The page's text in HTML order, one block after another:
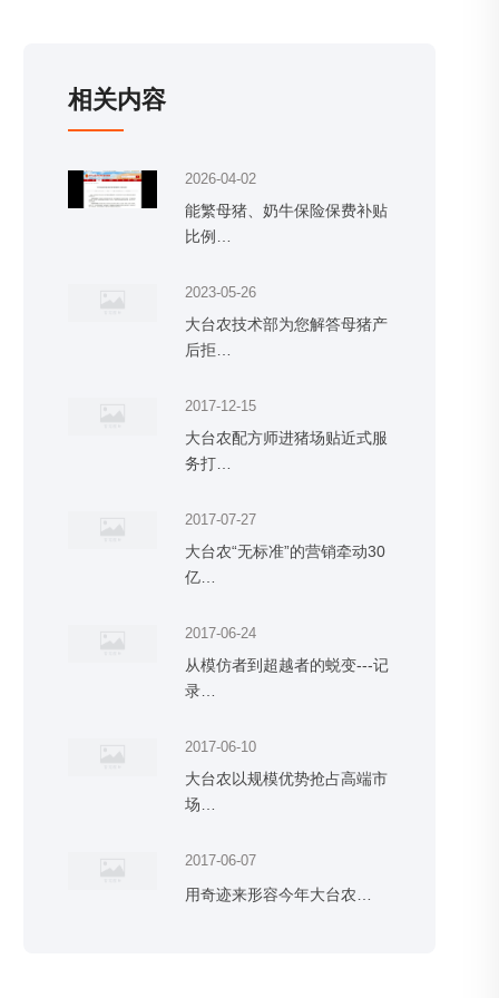
相关内容
2026-04-02
能繁母猪、奶牛保险保费补贴
比例…
2023-05-26
大台农技术部为您解答母猪产
后拒…
2017-12-15
大台农配方师进猪场贴近式服
务打…
2017-07-27
大台农“无标准”的营销牵动30
亿…
2017-06-24
从模仿者到超越者的蜕变---记
录…
2017-06-10
大台农以规模优势抢占高端市
场…
2017-06-07
用奇迹来形容今年大台农…